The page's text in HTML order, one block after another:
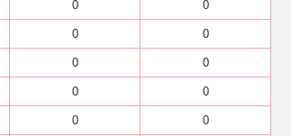
0 0
0 0
0 0
0 0
0 0